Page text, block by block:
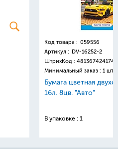
Код товара : 059556
Артикул : DV-16252-2
ШтрихКод : 4813674241749
Минимальный заказ : 1 шт
Бумага цветная
16л. 8цв. "Авто"
В упаковке : 1